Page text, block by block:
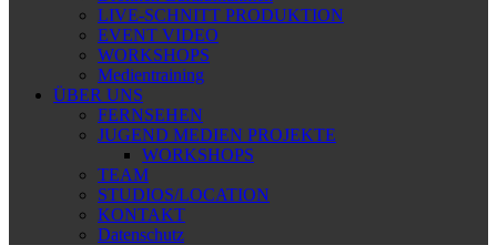
LIVE-SCHNITT PRODUKTION
EVENT VIDEO
WORKSHOPS
Medientraining
ÜBER UNS
FERNSEHEN
JUGEND MEDIEN PROJEKTE
WORKSHOPS
TEAM
STUDIOS/LOCATION
KONTAKT
Datenschutz